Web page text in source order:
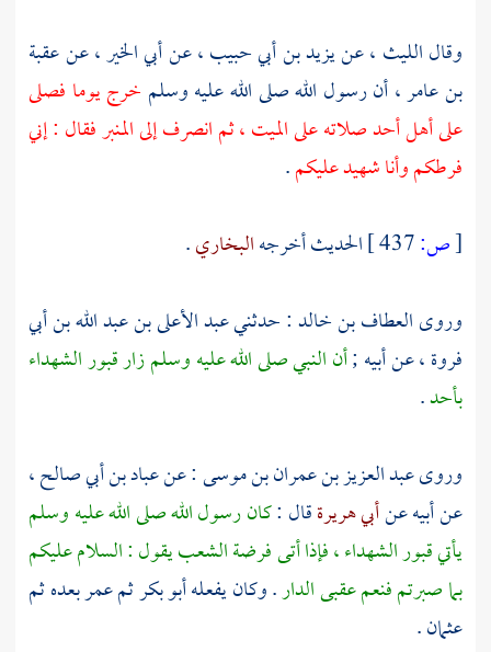
وقالالليث ،عنيزيد بن أبي حبيب ،عنأبي الخير ،عنعقبة
بن عامر ،أن رسول الله صلى الله عليه وسلم خرج يوما فصلى
على أهلأحدصلاته على الميت ، ثم انصرف إلى المنبر فقال : إني
فرطكم وأنا شهيد عليكم.
[ص: الحديث أخرجهالبخاري.
وروىالعطاف بن خالد: حدثنيعبد الأعلى بن عبد الله بن أبي
فروة ،عن أبيه ;أن النبي صلى الله عليه وسلم زار قبور الشهداء
بأحد.
وروىعبد العزيز بن عمران بن موسى: عنعباد بن أبي صالح ،
عن أبيه عنأبي هريرةقال :كان رسول الله صلى الله عليه وسلم
يأتي قبور الشهداء ، فإذا أتى فرضة الشعب يقول : السلام عليكم
بما صبرتم فنعم عقبى الدار. وكان يفعلهأبو بكرثمعمربعده ثم
عثمان.